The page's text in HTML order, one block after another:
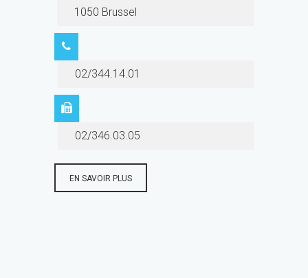
1050 Brussel
02/344.14.01
02/346.03.05
EN SAVOIR PLUS